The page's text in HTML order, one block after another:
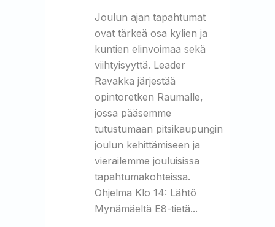
Joulun ajan tapahtumat
ovat tärkeä osa kylien ja
kuntien elinvoimaa sekä
viihtyisyyttä. Leader
Ravakka järjestää
opintoretken Raumalle,
jossa pääsemme
tutustumaan pitsikaupungin
joulun kehittämiseen ja
vierailemme jouluisissa
tapahtumakohteissa.
Ohjelma Klo 14: Lähtö
Mynämäeltä E8-tietä...